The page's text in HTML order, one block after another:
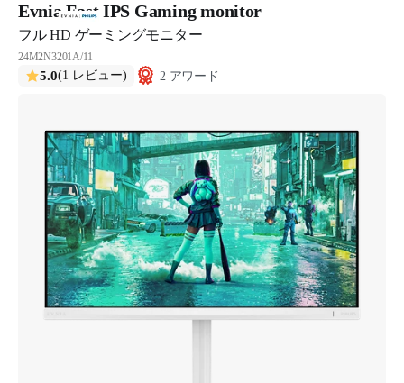
Evnia Fast IPS Gaming monitor
フル HD ゲーミングモニター
24M2N3201A/11
5.0(1 レビュー) 2 アワード